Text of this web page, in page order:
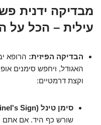
מבדיקה ידנית
עילית – הכל על
הבדיקה הפיזית: הרופא
האגודל, ויחפש סימנים
וקצת דרמטיים:
סימן טינל (Tinel's Sign):
שורש כף היד. אם אתם